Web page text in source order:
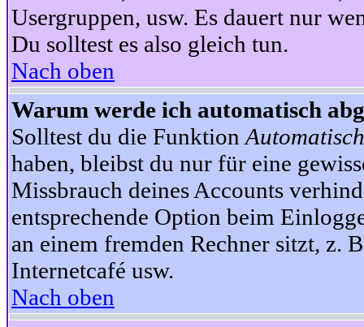
Usergruppen, usw. Es dauert nur
Du solltest es also gleich tun.
Nach oben
Warum werde ich automatisch
Solltest du die Funktion
haben, bleibst du nur für eine
Missbrauch deines Accounts
entsprechende Option beim
an einem fremden Rechner sitzt, z.
Internetcafé usw.
Nach oben